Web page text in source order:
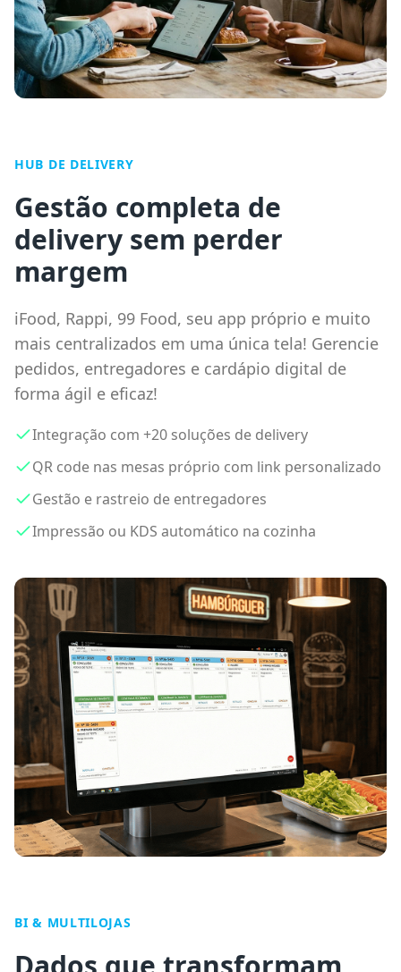
HUB DE DELIVERY
Gestão completa de
delivery sem perder
margem
iFood, Rappi, 99 Food, seu app próprio e muito
mais centralizados em uma única tela! Gerencie
pedidos, entregadores e cardápio digital de
forma ágil e eficaz!
Integração com +20 soluções de delivery
QR code nas mesas próprio com link personalizado
Gestão e rastreio de entregadores
Impressão ou KDS automático na cozinha
BI & MULTILOJAS